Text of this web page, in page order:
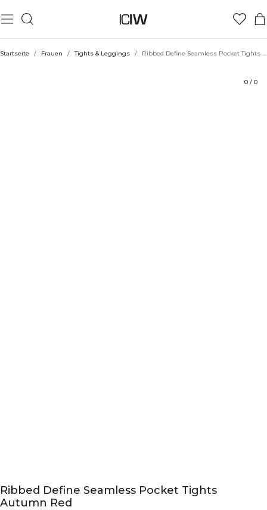
Startseite / Frauen / Tights & Leggings / Ribbed Define Seamless Pocket Tights Autumn Red
0 / 0
Ribbed Define Seamless Pocket Tights
Autumn Red